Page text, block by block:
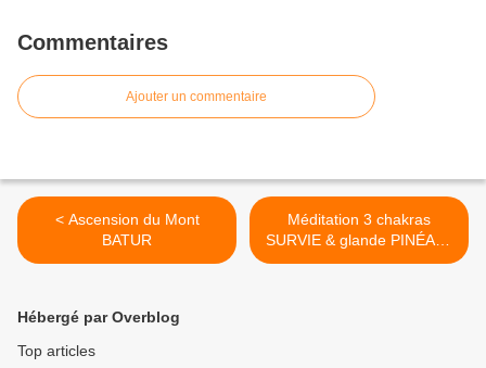
Commentaires
Ajouter un commentaire
< Ascension du Mont
BATUR
Méditation 3 chakras
SURVIE & glande PINÉALE
>
Hébergé par Overblog
Top articles